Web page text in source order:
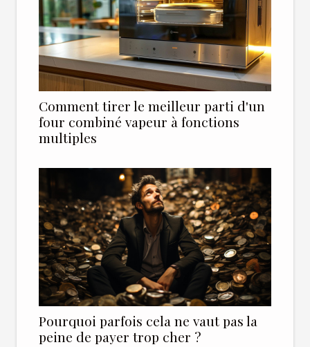
Comment tirer le meilleur parti d'un
four combiné vapeur à fonctions
multiples
Pourquoi parfois cela ne vaut pas la
peine de payer trop cher ?